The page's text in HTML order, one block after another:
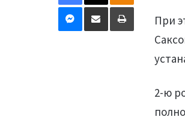
При
2-ю
Messenger
Distribuie prin mail Tipărește